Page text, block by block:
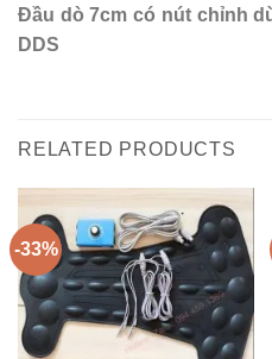
Đầu dò 7cm có nút chỉnh
DDS
RELATED PRODUCTS
-33%